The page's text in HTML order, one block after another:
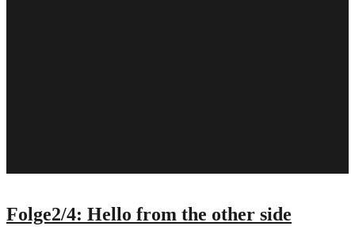
Folge2/4: Hello from the other side